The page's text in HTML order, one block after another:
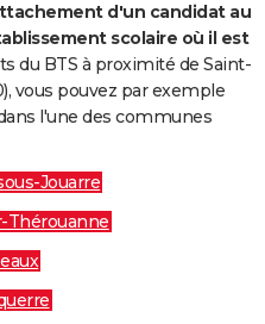
d'un candidat au
scolaire où il est
du BTS à proximité de Saint-
vous pouvez par exemple
l'une des communes
Jouarre
Thérouanne